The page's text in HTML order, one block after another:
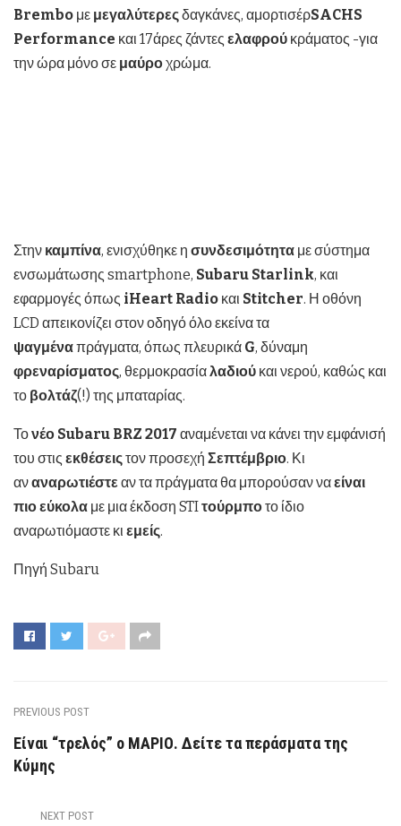
Brembo με μεγαλύτερεςδαγκάνες, αμορτισέρSACHS
Performance και 17άρες ζάντες ελαφρού κράματος -για
την ώρα μόνο σε μαύροχρώμα.
Στην καμπίνα, ενισχύθηκε η συνδεσιμότητα με σύστημα
ενσωμάτωσης smartphone, Subaru Starlink, και
εφαρμογές όπως iHeart Radio και Stitcher. Η οθόνη
LCD απεικονίζει στον οδηγό όλο εκείνα τα
ψαγμέναπράγματα, όπως πλευρικά G, δύναμη
φρεναρίσματος, θερμοκρασίαλαδιού και νερού, καθώς και
το βολτάζ(!) της μπαταρίας.
Τονέο Subaru BRZ 2017 αναμένεται να κάνει την εμφάνισή
του στις εκθέσειςτον προσεχή Σεπτέμβριο. Κι
αναναρωτιέστεαν τα πράγματα θα μπορούσαν ναείναι
πιο εύκολα με μια έκδοση STIτούρμποτο ίδιο
αναρωτιόμαστε κι εμείς.
Πηγή Subaru
PREVIOUS POST
Είναι “τρελός” ο ΜΑΡΙΟ. Δείτε τα περάσματα της
Κύμης
NEXT POST